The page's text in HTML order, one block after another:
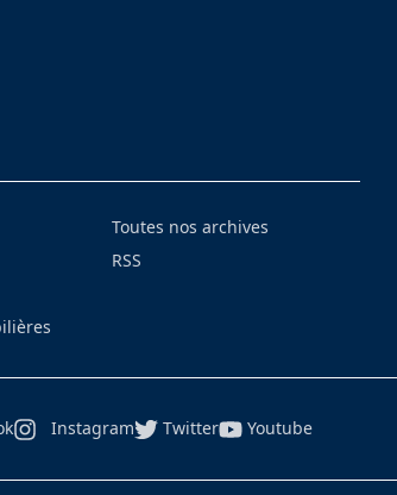
Toutes nos archives
RSS
Instagram Twitter Youtube